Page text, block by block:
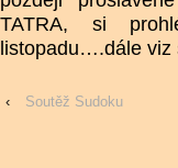
TATRA, si
listopadu….dále viz
‹ Soutěž Sudoku